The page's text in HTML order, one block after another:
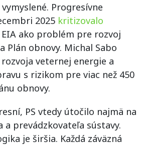
Progresívne
2025 kritizovalo
ako problém pre rozvoj
Plán obnovy. Michal Sabo
veternej energie a
s rizikom pre viac než 450
obnovy.
PS vtedy útočilo najmä na
a prevádzkovateľa sústavy.
je širšia. Každá záväzná